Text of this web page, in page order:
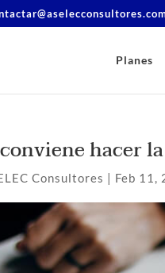
Planes
hacer
Consultores | Feb 11,